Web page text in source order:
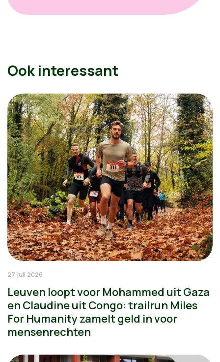
Ook interessant
27 juli 2026
Leuven loopt voor Mohammed uit Gaza
en Claudine uit Congo: trailrun Miles
For Humanity zamelt geld in voor
mensenrechten